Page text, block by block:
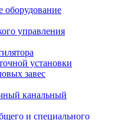
оборудование
управления
установки
завес
канальный
и специального